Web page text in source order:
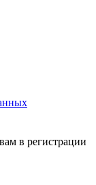
в регистрации